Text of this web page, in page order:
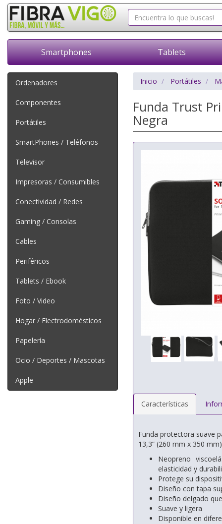
Smartphones Tablets
Ordenadores
Componentes
Portátiles
SmartPhones / Teléfonos
Televisor
Impresoras / Consumibles
Conectividad / Redes
Gaming / Consolas
Cables
Periféricos
Tablets / Ebook
Foto / Video
Hogar / Electrodomésticos
Papelería
Ocio / Deportes / Mascotas
Apple
Inicio Portátiles
Funda Trust
Negra
Características
Funda protectora suave
13,3” (260 mm x 350 mm)
Neopreno
elasticidad y
Protege su
Diseño con tapa
Diseño delgado
Suave y ligera
Disponible en